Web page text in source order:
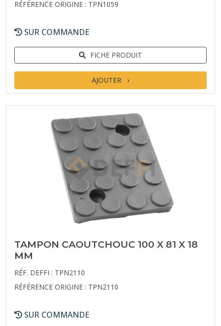
RÉFÉRENCE ORIGINE : TPN1059
SUR COMMANDE
FICHE PRODUIT
AJOUTER
TAMPON CAOUTCHOUC 100 X 81 X 18
MM
RÉF. DEFFI : TPN2110
RÉFÉRENCE ORIGINE : TPN2110
SUR COMMANDE